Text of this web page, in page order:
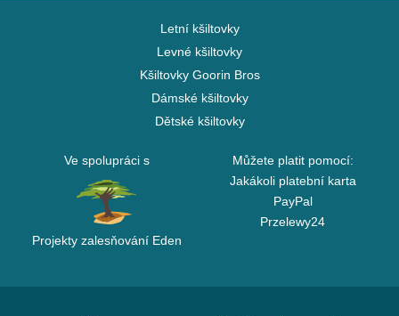
Letní kšiltovky
Levné kšiltovky
Kšiltovky Goorin Bros
Dámské kšiltovky
Dětské kšiltovky
Ve spolupráci s
Projekty zalesňování Eden
Můžete platit pomocí:
Jakákoli platební karta
PayPal
Przelewy24